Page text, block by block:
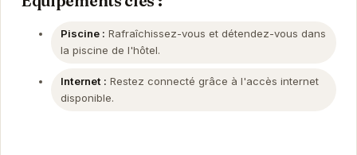
Piscine : Rafraîchissez-vous et détendez-vous dans
la piscine de l'hôtel.
Internet : Restez connecté grâce à l'accès internet
disponible.